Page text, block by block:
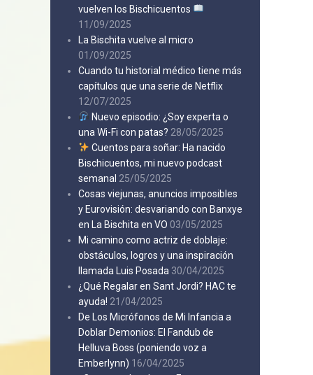
vuelven los Bischicuentos
11/09/2025
La Bischita vuelve al micro
01/09/2025
Cuando tu historial médico tiene más
capítulos que una serie de Netflix
12/07/2025
Nuevo episodio: ¿Soy experta o
una Wi-Fi con patas? 28/05/2025
Cuentos para soñar: Ha nacido
Bischicuentos, mi nuevo podcast
semanal 25/05/2025
Cosas viejunas, anuncios imposibles
y Eurovisión: desvariando con Banxye
en La Bischita en VO 03/05/2025
Mi camino como actriz de doblaje:
obstáculos, logros y una inspiración
llamada Luis Posada 30/04/2025
¿Qué Regalar en Sant Jordi? HAC te
ayuda! 21/04/2025
De Los Micrófonos de Mi Infancia a
Doblar Demonios: El Fandub de
Helluva Boss (poniendo voz a
Emberlynn) 16/04/2025